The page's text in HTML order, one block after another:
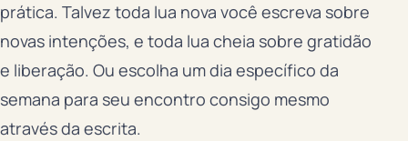
prática. Talvez toda lua nova você escreva sobre
novas intenções, e toda lua cheia sobre gratidão
e liberação. Ou escolha um dia específico da
semana para seu encontro consigo mesmo
através da escrita.